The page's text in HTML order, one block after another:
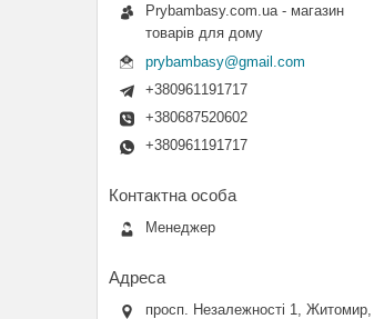
Prybambasy.com.ua - магазин
товарів для дому
prybambasy@gmail.com
+380961191717
+380687520602
+380961191717
Менеджер
просп. Незалежності 1, Житомир,